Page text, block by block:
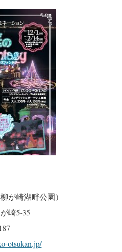
が崎湖畔公園）
崎5-35
otsukan.jp/